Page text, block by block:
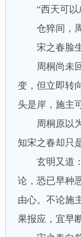
“西天可以
仓猝间，周
宋之春脸生
周桐尚未回
变，但立即转
头是岸，施主
周桐原以为
知宋之春却只
玄明又道：
论，恐已早种
由心。不论施
果报应，宜早